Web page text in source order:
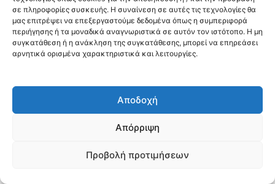
σε πληροφορίες συσκευής. Η συναίνεση σε αυτές τις τεχνολογίες θα
μας επιτρέψει να επεξεργαστούμε δεδομένα όπως η συμπεριφορά
περιήγησης ή τα μοναδικά αναγνωριστικά σε αυτόν τον ιστότοπο. Η μη
συγκατάθεση ή η ανάκληση της συγκατάθεσης, μπορεί να επηρεάσει
αρνητικά ορισμένα χαρακτηριστικά και λειτουργίες.
Αποδοχή
Απόρριψη
Προβολή προτιμήσεων